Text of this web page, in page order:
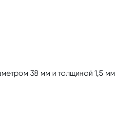
38 мм и толщиной 1,5 мм